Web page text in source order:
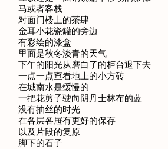
马或者客栈
对面门楼上的茶肆
金耳小花瓷罐的旁边
有彩绘的漆盒
里面是秋冬淡青的天气
下午的阳光从磨白了的柜台退下去
一点一点查看地上的小方砖
在城南水是缓慢的
一把花剪子驶向阴丹士林布的蓝
没有抽丝的时光
在各层各屉有更好的保存
以及片段的复原
脚下的石子